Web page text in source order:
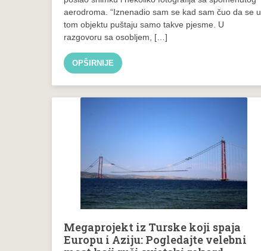
aerodroma. “Iznenadio sam se kad sam čuo da se u
tom objektu puštaju samo takve pjesme. U
razgovoru sa osobljem, […]
OPŠIRNIJE
Megaprojekt iz Turske koji spaja
Europu i Aziju: Pogledajte velebni